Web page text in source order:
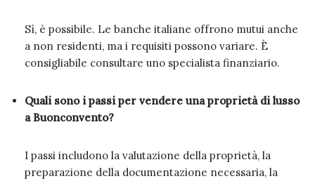
Sì, è possibile. Le banche italiane offrono mutui anche
a non residenti, ma i requisiti possono variare. È
consigliabile consultare uno specialista finanziario.
Quali sono i passi per vendere una proprietà di lusso
a Buonconvento?
I passi includono la valutazione della proprietà, la
preparazione della documentazione necessaria, la